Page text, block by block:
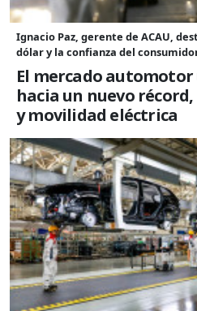
Ignacio Paz, gerente de ACAU,
dólar y la confianza del
El mercado
hacia un nuevo
y movilidad eléctrica